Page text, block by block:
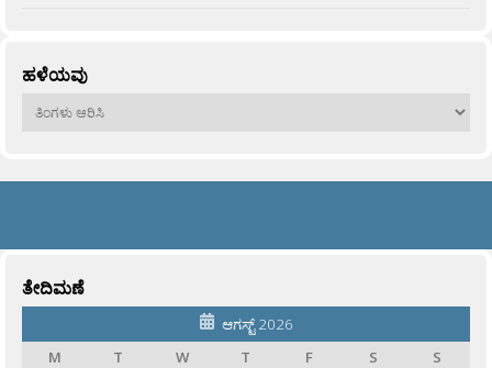
ಹಳೆಯವು
ಹಳೆಯವು
ತೇದಿಮಣೆ
ಆಗಸ್ಟ್ 2026
M
T W T F S
S